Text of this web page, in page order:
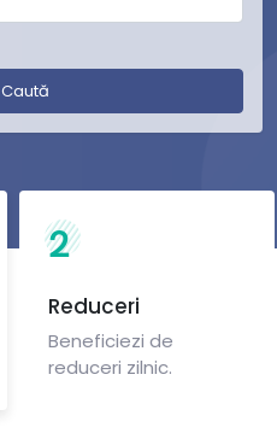
Caută
2
Reduceri
Beneficiezi de
reduceri zilnic.